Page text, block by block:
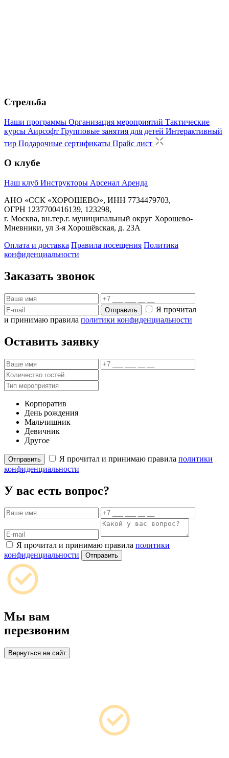
Стрельба
Наши программы Организация мероприятий Тактические
курсы Аирсофт Групповые занятия для детей Интерактивный
тир Подарочные сертификаты Прайс лист
О клубе
Наш клуб Инструкторы Арсенал Аренда
АНО «ССК «ХОРОШЕВО», ИНН 7734479703,
ОГРН 1237700416139, 123298,
г. Москва, вн.тер.г. муниципальный округ Хорошево-
Мневники, ул 3-я Хорошёвская, д. 23А
Оплата и доставка Правила посещения Политика
конфиденциальности
Заказать звонок
Отправить
Я прочитал
и принимаю правила политики конфиденциальности
Оставить заявку
Корпоратив
День рождения
Мальчишник
Девичник
Другое
Отправить Я прочитал и принимаю правила политики
конфиденциальности
У вас есть вопрос?
Я прочитал и принимаю правила политики
конфиденциальности
Отправить
Мы вам
перезвоним
Вернуться на сайт